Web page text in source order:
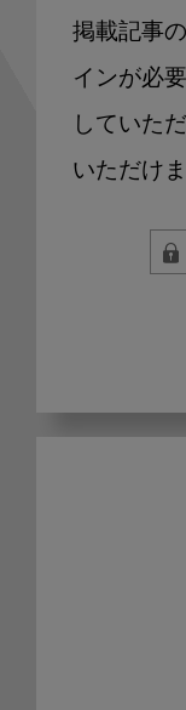
掲載記事
インが必
していた
いただけま